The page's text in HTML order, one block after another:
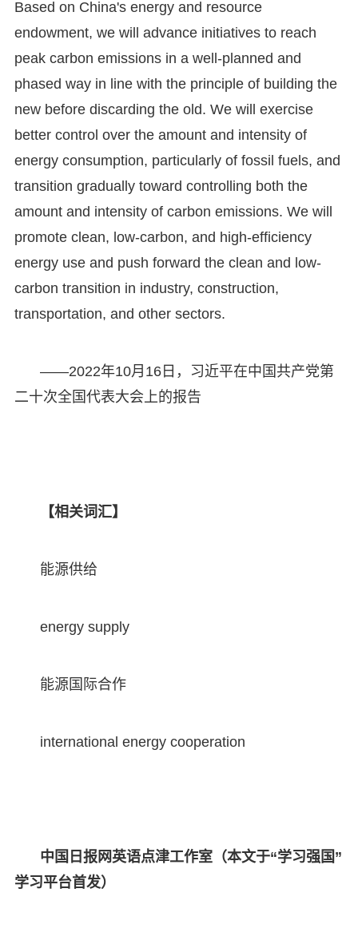
Based on China's energy and resource
endowment, we will advance initiatives to reach
peak carbon emissions in a well-planned and
phased way in line with the principle of building the
new before discarding the old. We will exercise
better control over the amount and intensity of
energy consumption, particularly of fossil fuels, and
transition gradually toward controlling both the
amount and intensity of carbon emissions. We will
promote clean, low-carbon, and high-efficiency
energy use and push forward the clean and low-
carbon transition in industry, construction,
transportation, and other sectors.
——2022年10月16日，习近平在中国共产党第
二十次全国代表大会上的报告
【相关词汇】
能源供给
energy supply
能源国际合作
international energy cooperation
中国日报网英语点津工作室（本文于“学习强国”
学习平台首发）